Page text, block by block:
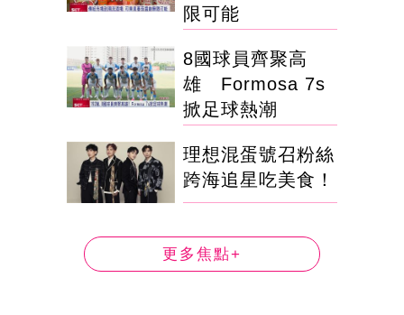
限可能
8國球員齊聚高
雄 Formosa 7s
掀足球熱潮
理想混蛋號召粉絲
跨海追星吃美食！
更多焦點+